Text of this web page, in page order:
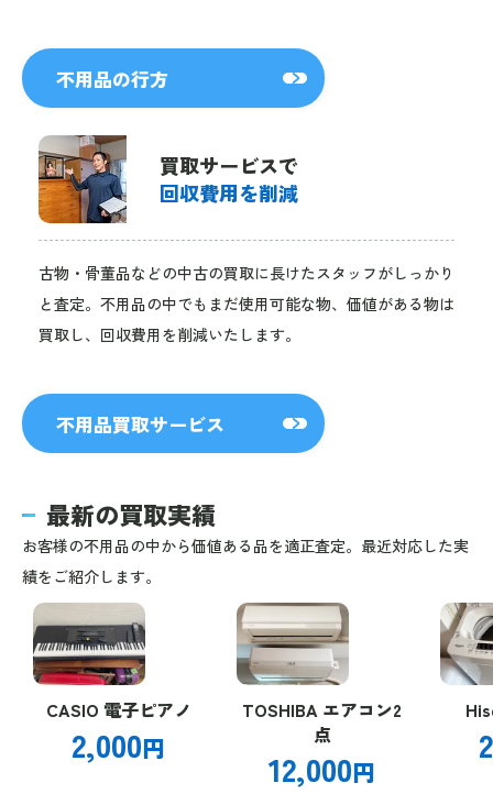
不用品の行方
買取サービスで
回収費用を削減
古物・骨董品などの中古の買取に長けたスタッフがしっかり
と査定。不用品の中でもまだ使用可能な物、価値がある物は
買取し、回収費用を削減いたします。
不用品買取サービス
最新の買取実績
お客様の不用品の中から価値ある品を適正査定。最近対応した実
績をご紹介します。
CASIO 電子ピアノ
2,000円
TOSHIBA エアコン2
点
12,000円